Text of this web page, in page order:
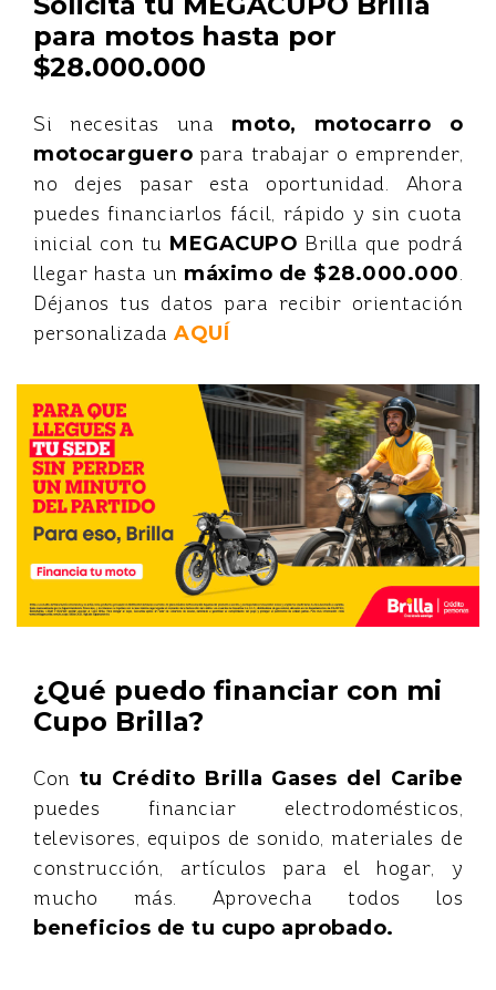
para motos hasta por
$28.000.000
Si necesitas una moto, motocarro o
motocarguero para trabajar o emprender,
no dejes pasar esta oportunidad. Ahora
puedes financiarlos fácil, rápido y sin cuota
inicial con tu MEGACUPO Brilla que podrá
llegar hasta un máximo de $28.000.000.
Déjanos tus datos para recibir orientación
personalizada AQUÍ
¿Qué puedo financiar con mi
Cupo Brilla?
Con tu Crédito Brilla Gases del Caribe
puedes financiar electrodomésticos,
televisores, equipos de sonido, materiales de
construcción, artículos para el hogar, y
mucho más. Aprovecha todos los
beneficios de tu cupo aprobado.